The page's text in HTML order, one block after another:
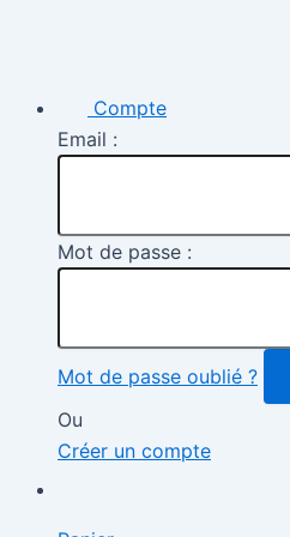
Compte
Email :
Mot de passe :
Mot de passe oublié ?
Ou
Créer un compte